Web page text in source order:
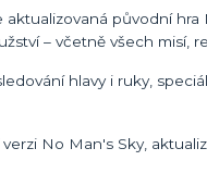
původní
– včetně všech misí,
hlavy i ruky,
No Man's Sky,